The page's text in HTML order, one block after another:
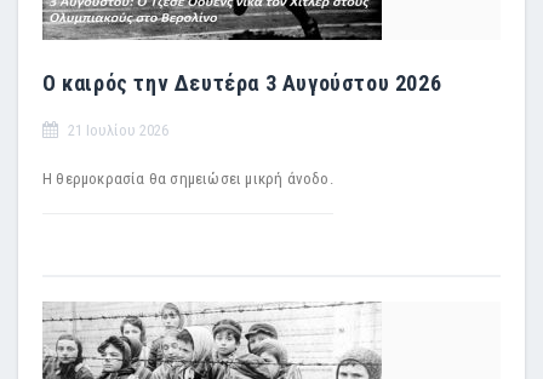
Ο καιρός την Δευτέρα 3 Αυγούστου 2026
21 Ιουλίου 2026
Η θερμοκρασία θα σημειώσει μικρή άνοδο.